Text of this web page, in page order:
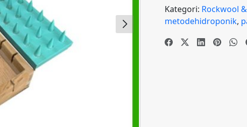
pelubang
rockwool
titik
Kategori: Rockwool
metodehidroponik,